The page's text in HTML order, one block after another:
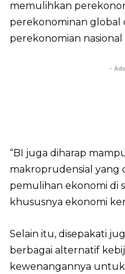
memulihkan
perekonominan global
perekonomian nasional
-
“BI juga diharap
makroprudensial yang
pemulihan ekonomi di
khususnya ekonomi
Selain itu, disepakati
berbagai alternatif
kewenangannya